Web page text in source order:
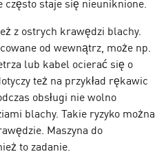
z ostrych krawędzi blachy.
od wewnątrz, może np.
lub kabel ocierać się o
też na przykład rękawic
obsługi nie wolno
blachy. Takie ryzyko można
Maszyna do
to zadanie.